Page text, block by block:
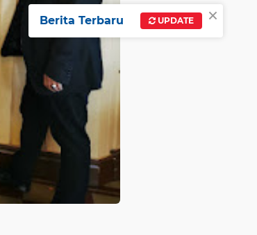
×
Berita Terbaru UPDATE